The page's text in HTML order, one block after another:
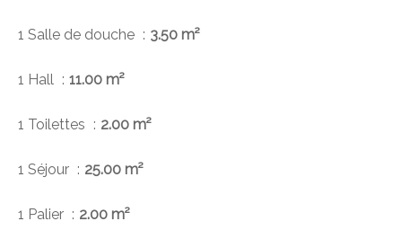
1 Salle de douche 3.50 m²
1 Hall 11.00 m²
1 Toilettes 2.00 m²
1 Séjour 25.00 m²
1 Palier 2.00 m²